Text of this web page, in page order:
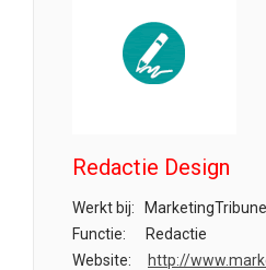
Redactie Design
Werkt bij:
MarketingTribune
Functie:
Redactie
Website:
http://